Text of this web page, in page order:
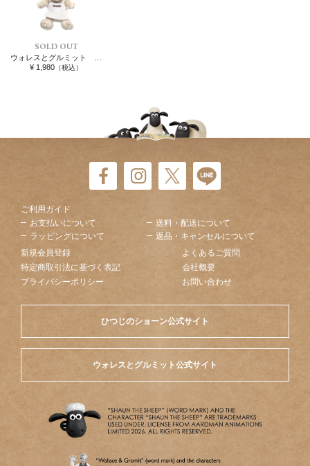
SOLD OUT
¥ 1,980 （税込）
ご利用ガイド
お支払いについて
送料・配送について
ラッピングについて
返品・キャンセルについて
新規会員登録
よくあるご質問
特定商取引法に基づく表記
会社概要
プライバシーポリシー
お問い合わせ
ひつじのショーン公式サイト
ウォレスとグルミット公式サイト